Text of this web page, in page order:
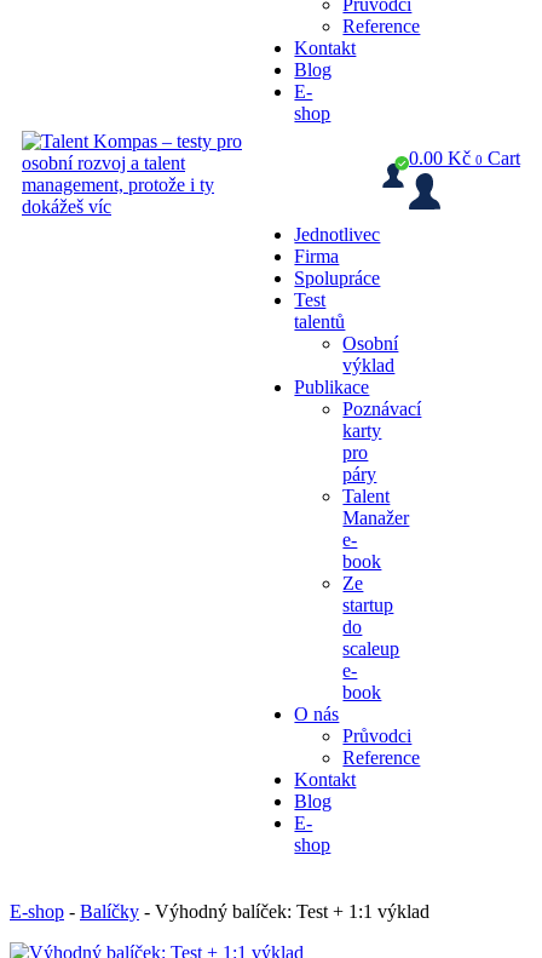
Průvodci
Reference
Kontakt
Blog
E-
shop
Jednotlivec
Firma
Spolupráce
Test
talentů
Osobní
výklad
Publikace
Poznávací
karty
pro
páry
Talent
Manažer
e-
book
Ze
startup
do
scaleup
e-
book
O nás
Průvodci
Reference
Kontakt
Blog
E-
shop
0.00 Kč 0 Cart
E-shop - Balíčky - Výhodný balíček: Test + 1:1 výklad